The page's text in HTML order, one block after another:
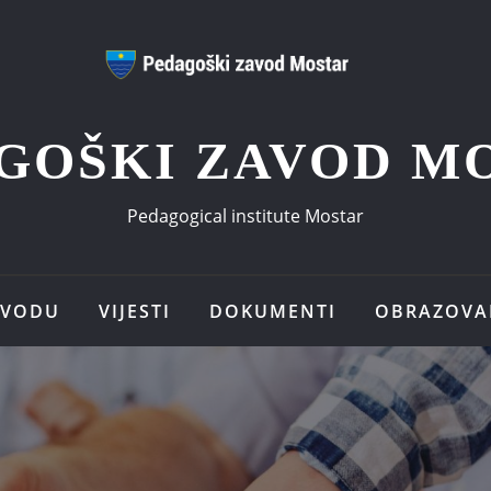
ZAVOD
Pedagogical institute Mostar
VIJESTI DOKUMENTI